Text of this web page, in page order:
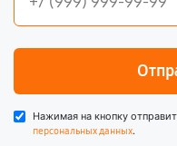
Нажимая на кнопку
персональных данных.